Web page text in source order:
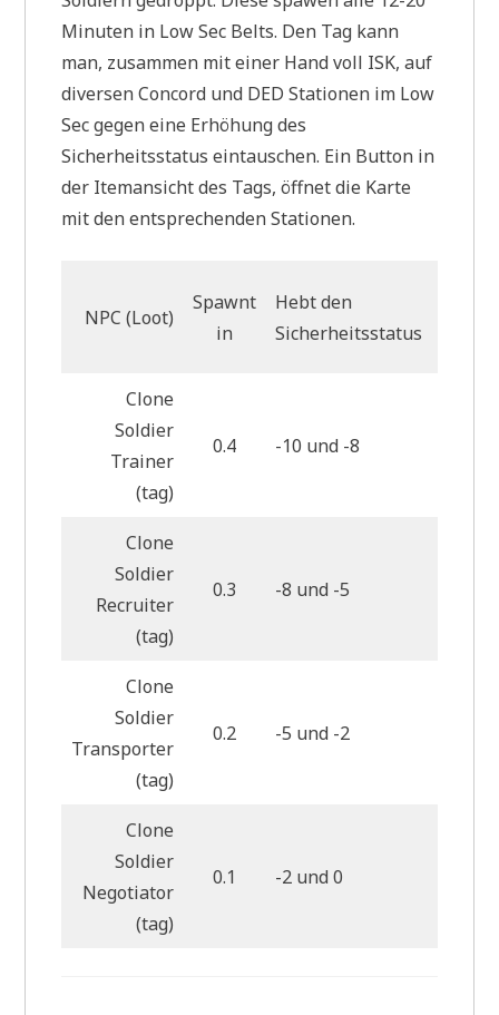
Minuten in Low Sec Belts. Den Tag kann
man, zusammen mit einer Hand voll ISK, auf
diversen Concord und DED Stationen im Low
Sec gegen eine Erhöhung des
Sicherheitsstatus eintauschen. Ein Button in
der Itemansicht des Tags, öffnet die Karte
mit den entsprechenden Stationen.
NPC (Loot)
Spawnt
in
Hebt den
Sicherheitsstatus
Clone
Soldier
Trainer
(tag)
0.4 -10 und -8
Clone
Soldier
Recruiter
(tag)
0.3 -8 und -5
Clone
Soldier
Transporter
(tag)
0.2 -5 und -2
Clone
Soldier
Negotiator
(tag)
0.1 -2 und 0